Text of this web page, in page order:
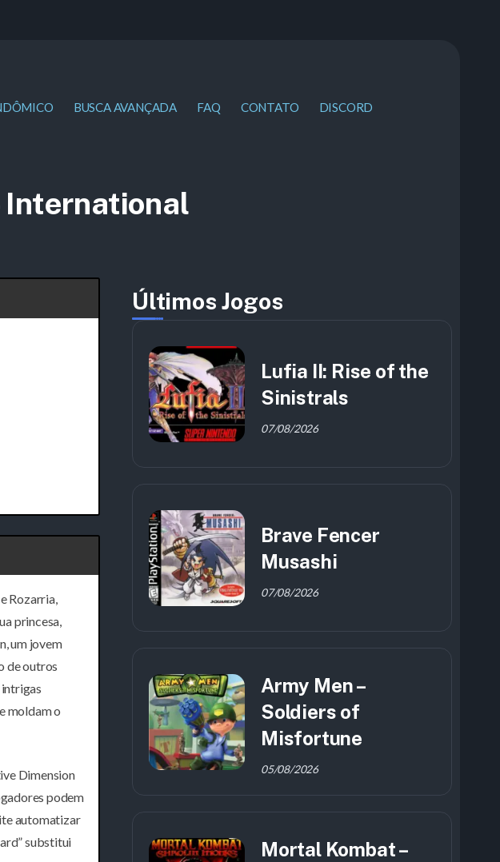
BUSCA AVANÇADA FAQ CONTATO DISCORD
International
Rozarria,
princesa,
um jovem
de outros
intrigas
moldam o
Dimension
podem
automatizar
substitui
Últimos Jogos
Lufia II: Rise of the
Sinistrals
07/08/2026
Brave Fencer
Musashi
07/08/2026
Army Men –
Soldiers of
Misfortune
05/08/2026
Mortal Kombat –